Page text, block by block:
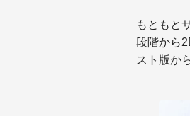
もともと
段階から
スト版か